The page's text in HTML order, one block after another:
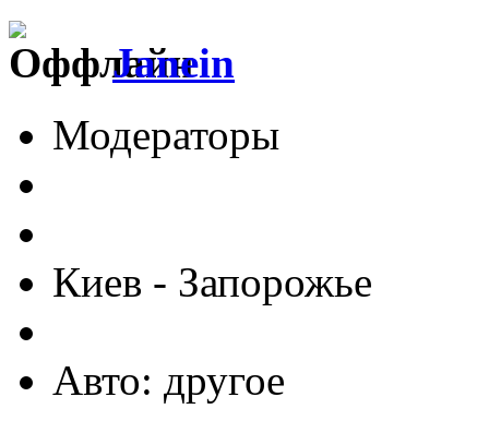
Janein
Модераторы
Киев - Запорожье
Авто: другое